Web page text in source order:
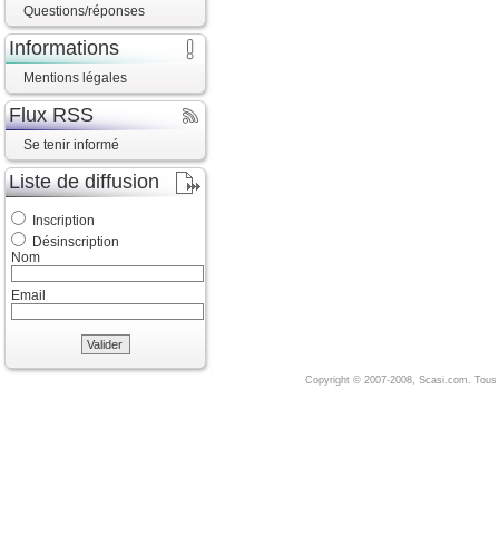
Questions/réponses
Informations
Mentions légales
Flux RSS
Se tenir informé
Liste de diffusion
Inscription
Désinscription
Nom
Email
Valider
Copyright © 2007-2008, Scasi.com.